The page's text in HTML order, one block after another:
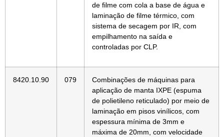
de filme com cola a base de água e
laminação de filme térmico, com
sistema de secagem por IR, com
empilhamento na saída e
controladas por CLP.
8420.10.90 079
Combinações de máquinas para
aplicação de manta IXPE (espuma
de polietileno reticulado) por meio de
laminação em pisos vinílicos, com
espessura mínima de 3mm e
máxima de 20mm, com velocidade